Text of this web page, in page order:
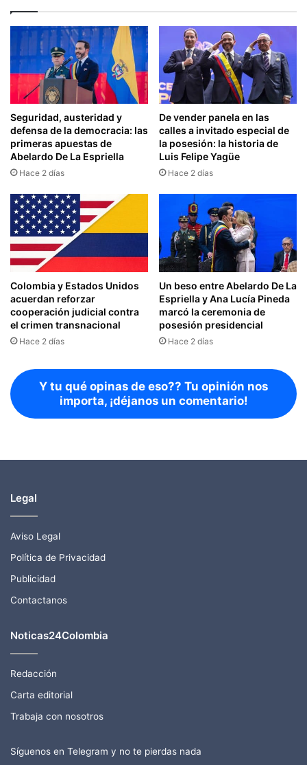
Seguridad, austeridad y
defensa de la democracia: las
primeras apuestas de
Abelardo De La Espriella
Hace 2 días
De vender panela en las
calles a invitado especial de
la posesión: la historia de
Luis Felipe Yagüe
Hace 2 días
Colombia y Estados Unidos
acuerdan reforzar
cooperación judicial contra
el crimen transnacional
Hace 2 días
Un beso entre Abelardo De La
Espriella y Ana Lucía Pineda
marcó la ceremonia de
posesión presidencial
Hace 2 días
Y tu qué opinas de eso?? Tu opinión nos
importa, ¡déjanos un comentario!
Legal
Aviso Legal
Política de Privacidad
Publicidad
Contactanos
Noticas24Colombia
Redacción
Carta editorial
Trabaja con nosotros
Síguenos en Telegram y no te pierdas nada